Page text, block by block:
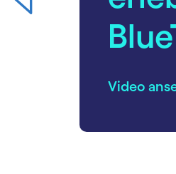
Podcast